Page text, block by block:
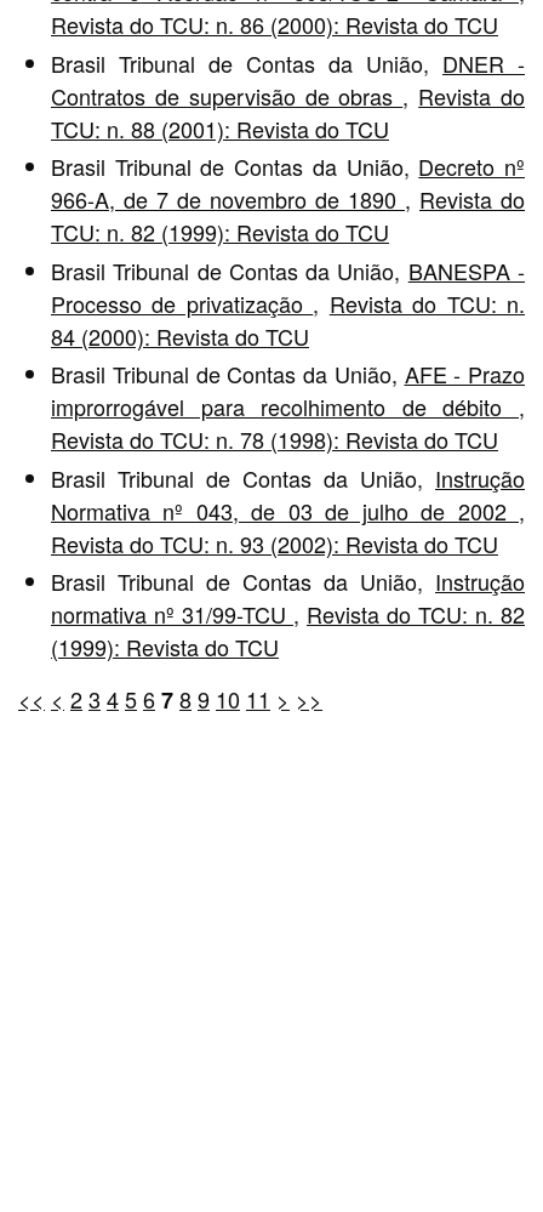
Revista do TCU: n. 86 (2000): Revista do TCU
Brasil Tribunal de Contas da União, DNER -
Contratos de supervisão de obras , Revista do
TCU: n. 88 (2001): Revista do TCU
Brasil Tribunal de Contas da União, Decreto nº
966-A, de 7 de novembro de 1890 , Revista do
TCU: n. 82 (1999): Revista do TCU
Brasil Tribunal de Contas da União, BANESPA -
Processo de privatização , Revista do TCU: n.
84 (2000): Revista do TCU
Brasil Tribunal de Contas da União, AFE - Prazo
improrrogável para recolhimento de débito ,
Revista do TCU: n. 78 (1998): Revista do TCU
Brasil Tribunal de Contas da União, Instrução
Normativa nº 043, de 03 de julho de 2002 ,
Revista do TCU: n. 93 (2002): Revista do TCU
Brasil Tribunal de Contas da União, Instrução
normativa nº 31/99-TCU , Revista do TCU: n. 82
(1999): Revista do TCU
<< < 23 456789 10 11 > >>